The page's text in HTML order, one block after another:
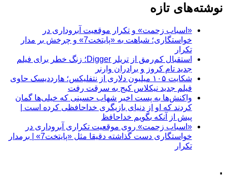
نوشته‌های تازه
«اسباب زحمت» و تکرار موقعیت آبروداری در
خواستگاری؛ شباهت به «پایتخت7» و چرخش بر مدار
تکرار
استقبال کم‌رمق از تریلر Digger؛ زنگ خطر برای فیلم
جدید تام کروز و برادران وارنر
شکایت ۱۰۵ میلیون دلاری از نتفلیکس؛ هارددیسک حاوی
فیلم جدید نیکلاس کیج به سرقت رفت
واکنش‌ها به پست اخیر شهاب حسینی که خیلی‌ها گمان
کردند که او از دنیای بازیگری خداحافظی کرده است |
پیش از آنکه بگویم خداحافظ
«اسباب زحمت» روی موقعیت تکراری آبروداری در
خواستگاری دست گذاشته دقیقا مثل «پایتخت7» | برمدار
تکرار
.